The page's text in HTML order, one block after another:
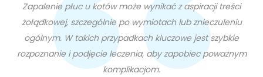
Zapalenie płuc u kotów może wynikać z aspiracji treści
żołądkowej, szczególnie po wymiotach lub znieczuleniu
ogólnym. W takich przypadkach kluczowe jest szybkie
rozpoznanie i podjęcie leczenia, aby zapobiec poważnym
komplikacjom.